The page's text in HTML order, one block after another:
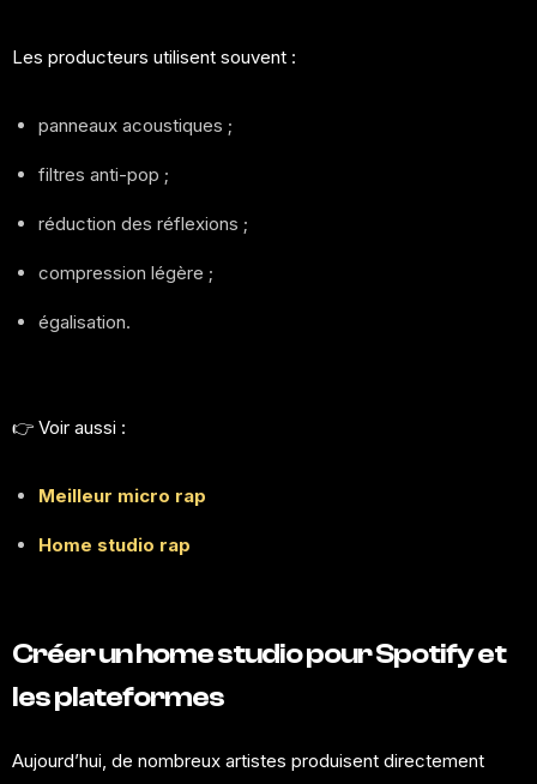
Les producteurs utilisent souvent :
panneaux acoustiques ;
filtres anti-pop ;
réduction des réflexions ;
compression légère ;
égalisation.
👉 Voir aussi :
Meilleur micro rap
Home studio rap
Créer un home studio pour Spotify et
les plateformes
Aujourd’hui, de nombreux artistes produisent directement